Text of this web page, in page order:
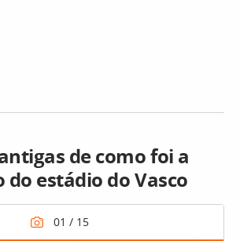
de como foi a
estádio do Vasco